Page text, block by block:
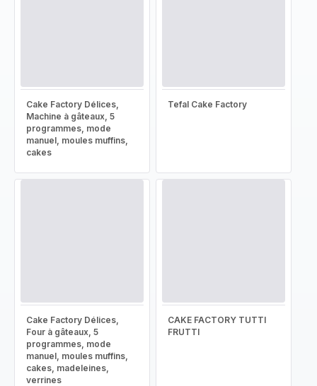
Cake Factory Délices,
Machine à gâteaux, 5
programmes, mode
manuel, moules muffins,
cakes
Tefal Cake Factory
Cake Factory Délices,
Four à gâteaux, 5
programmes, mode
manuel, moules muffins,
cakes, madeleines,
verrines
CAKE FACTORY TUTTI
FRUTTI